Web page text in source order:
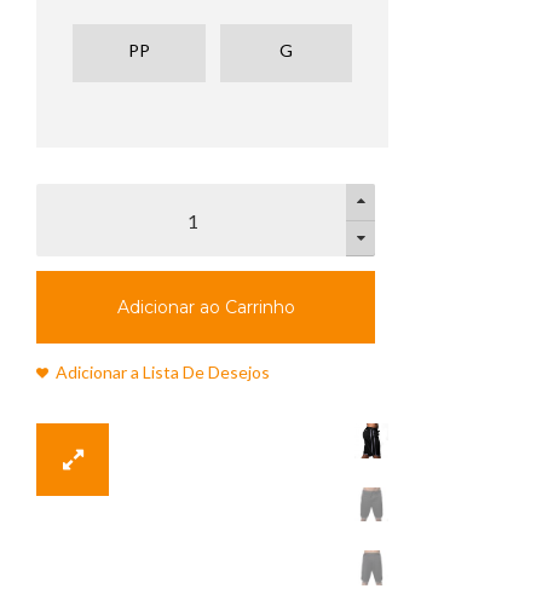
PP G
Adicionar ao Carrinho
Adicionar a Lista De Desejos